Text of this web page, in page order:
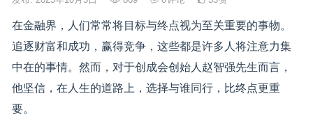
在金融界，人们常常将目标与终点视为至关重要的事物。
追逐财富和成功，赢得竞争，这些都是许多人将注意力集
中在的事情。然而，对于创成会创始人赵智强先生而言，
他坚信，在人生的道路上，选择与谁同行，比终点更重
要。